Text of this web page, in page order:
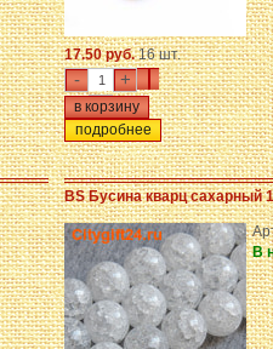
17.50 руб.16 шт.
- +
подробнее
BS Бусина кварц сахарный
В